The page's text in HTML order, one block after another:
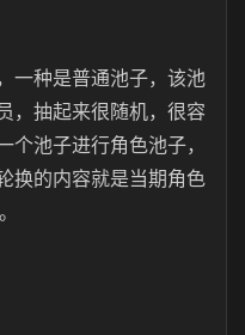
一种是普通池子，该池
，抽起来很随机，很容
池子进行角色池子，
换的内容就是当期角色